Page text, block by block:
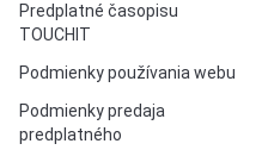
Predplatné časopisu
TOUCHIT
Podmienky používania webu
Podmienky predaja
predplatného